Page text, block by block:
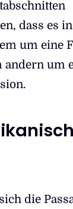
dass es
um eine
andern um
die